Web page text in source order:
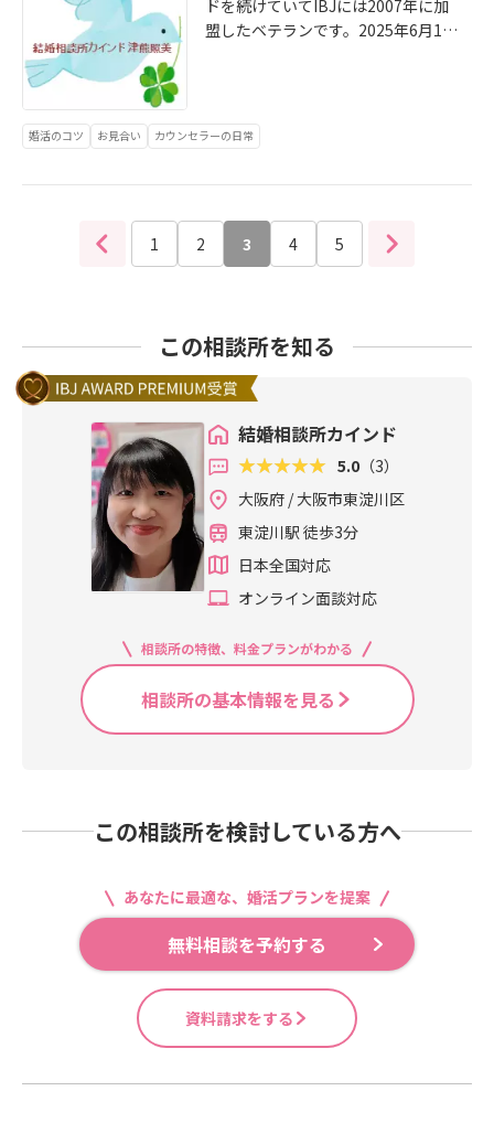
手を思っていたらご縁はきっと来ま
す。人から好かれて贈られる感謝の
しさを持ちましょうね😀あなたもパ
所カインド津熊照美までご連絡下さ
としてお相手の条件と会員さんの条
件をみてこれが「バランス」と理解
者カップルの条件を知りたいです。
収１１００万円以上の男性会員さん
と真剣交際中です。様々な条件の組
み合わせで「バランス」も違ってく
じます。そして人の価値観はすべて
同じでないと感じる時もあり経験か
らだいたいのお見合い成立するお互
いの条件は予測出来ても予測できな
いことも起こる！ので「思い込み」
で判断してはいけないそうも思いま
す！ご訪問させて頂きまして有り難
うございました！！！アメーバブロ
グを２００６年からほぼ毎日、書い
ていて先日、うっかり寝込んだら！
目が覚めたら０時を過ぎていて！翌
日になっていてたぶん、１０年以
念に思いました！結婚相談所のこと
様々、分かります！「つくまてる
み」検索でアメーバブログは出ま
す。あなたもパートナーを探されま
談所カインド＼(^o^)／ですね(^_^;)
有り難う御座います。とっても嬉し
までご連絡下さい。
ドを続けていてIBJには2007年に加
盟したベテランです。2025年6月13
受けて下さりお見合い成立をしまし
た。まだお相手の結婚相談所さんか
多くないのでこれで今年263件目の
お見合い成立でした。明日は真剣交
際中の男性会員さんのお母様にお相
会員さんは30才になったばかり年収
が多い方ではなくて360万円です。
お相手は1つ年上の31才公務員で保
成婚退会があると思います。様々な
条件の組み合わせとご本人様の積極
性と自己肯定感の高い低いも婚活に
関係すると思います。また別に真剣
交際中の21日にプロポーズを受ける
予定の女性会員さんは薬剤師さんで
す。7歳年上のサラリーマンさんとご
成婚退会予定です。様々な成婚退会
パターンを知ることでとても勉強に
なることがあると思うのでIBJ内成婚
の男性会員様と女性会員様の条件の
組み合わせがどうであったか成婚退
会が出る度に教えて欲しい気がしま
ほぼ毎日、書けています。今まで11
でもっとかもしれません。それで、
ご縁があったかたが成婚退会をされ
て行かれる時は感慨無量です(T_T)2
0代初婚から70代まで会員さんのい
る結婚相談所カインドですが私が御
影にポスティングに行ってご縁があ
ったのは臨床心理士をされている50
婚活のコツ お見合い カウンセラーの日常
1 2 3 4 5
この相談所を知る
結婚相談所カインド
5.0（3）
大阪府 / 大阪市東淀川区
東淀川駅 徒歩3分
日本全国対応
オンライン面談対応
相談所の特徴、料金プランがわかる
相談所の基本情報を見る
この相談所を検討している方へ
あなたに最適な、婚活プランを提案
無料相談を予約する
資料請求をする